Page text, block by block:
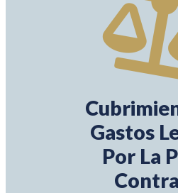
Gastos
Por La